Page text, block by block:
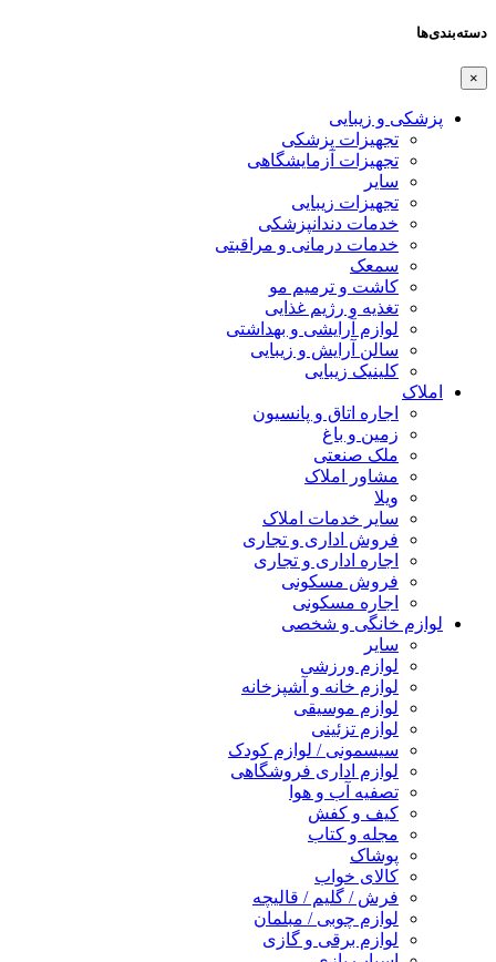
دسته‌بندی‌ها
×
پزشکی و زیبایی
تجهیزات پزشکی
تجهیزات آزمایشگاهی
سایر
تجهیزات زیبایی
خدمات دندانپزشکی
خدمات درمانی و مراقبتی
سمعک
کاشت و ترمیم مو
تغذیه و رژیم غذایی
لوازم آرایشی و بهداشتی
سالن آرایش و زیبایی
کلینیک زیبایی
املاک
اجاره اتاق و پانسیون
زمین و باغ
ملک صنعتی
مشاور املاک
ویلا
سایر خدمات املاک
فروش اداری و تجاری
اجاره اداری و تجاری
فروش مسکونی
اجاره مسکونی
لوازم خانگی و شخصی
سایر
لوازم ورزشی
لوازم خانه و آشپزخانه
لوازم موسیقی
لوازم تزئینی
سیسمونی / لوازم کودک
لوازم اداری فروشگاهی
تصفیه آب و هوا
کیف و کفش
مجله و کتاب
پوشاک
کالای خواب
فرش / گلیم / قالیچه
لوازم چوبی / مبلمان
لوازم برقی و گازی